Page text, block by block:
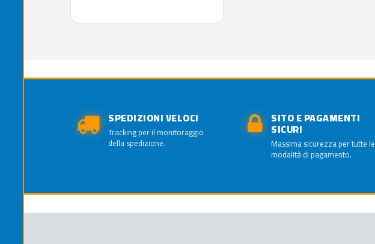
SPEDIZIONI VELOCI
Tracking per il monitoraggio
della spedizione.
SITO E PAGAMENTI
SICURI
Massima sicurezza per tutte le
modalità di pagamento.